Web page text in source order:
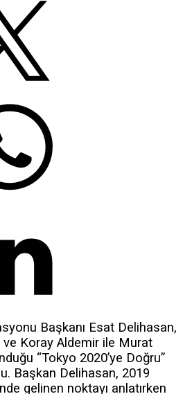
Başkanı Esat Delihasan,
ve Koray Aldemir ile Murat
“Tokyo 2020’ye Doğru”
Başkan Delihasan, 2019
gelinen noktayı anlatırken